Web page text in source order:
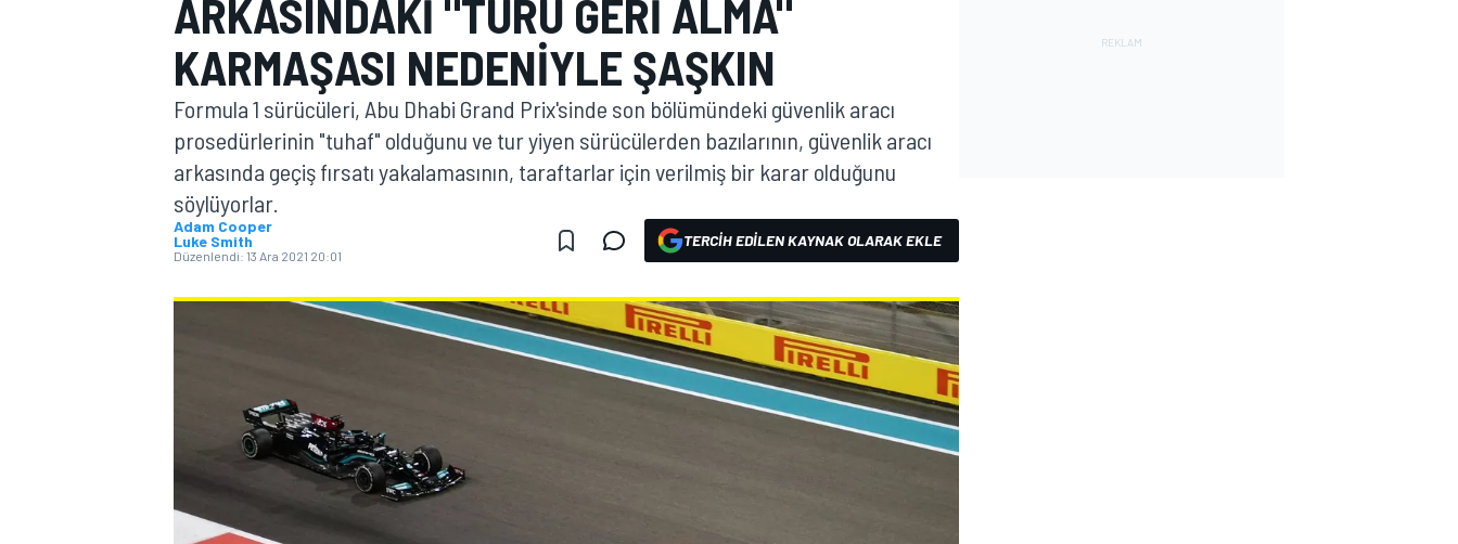
MOTOGP
ARKASINDAKI "TURU GERI ALMA"
KARMAŞASI NEDENIYLE ŞAŞKIN
Formula 1 sürücüleri, Abu Dhabi Grand Prix'sinde son bölümündeki güvenlik aracı
prosedürlerinin "tuhaf" olduğunu ve tur yiyen sürücülerden bazılarının, güvenlik aracı
arkasında geçiş fırsatı yakalamasının, taraftarlar için verilmiş bir karar olduğunu
söylüyorlar.
Adam Cooper
Luke Smith
Düzenlendi: 13 Ara 2021 20:01
TERCIH EDILEN KAYNAK OLARAK EKLE